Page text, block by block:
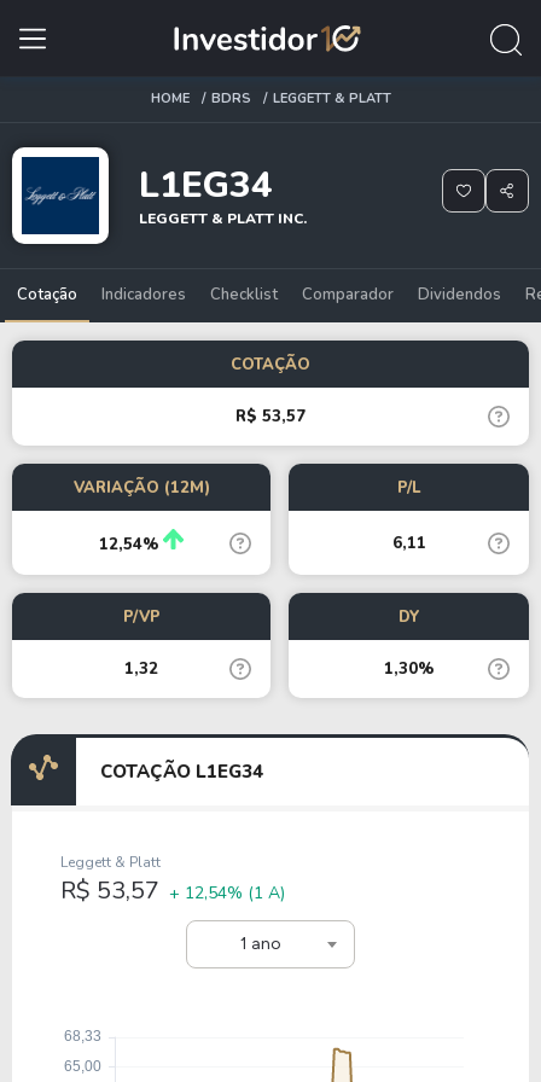
HOME BDRS LEGGETT & PLATT
L1EG34
LEGGETT & PLATT INC.
Cotação Indicadores Checklist Comparador Dividendos
COTAÇÃO
R$ 53,57
VARIAÇÃO (12M)
12,54%
P/L
6,11
P/VP
1,32
DY
1,30%
COTAÇÃO L1EG34
1 ano
Leggett & Platt
R$ 53,57 + 12,54% (1 A)